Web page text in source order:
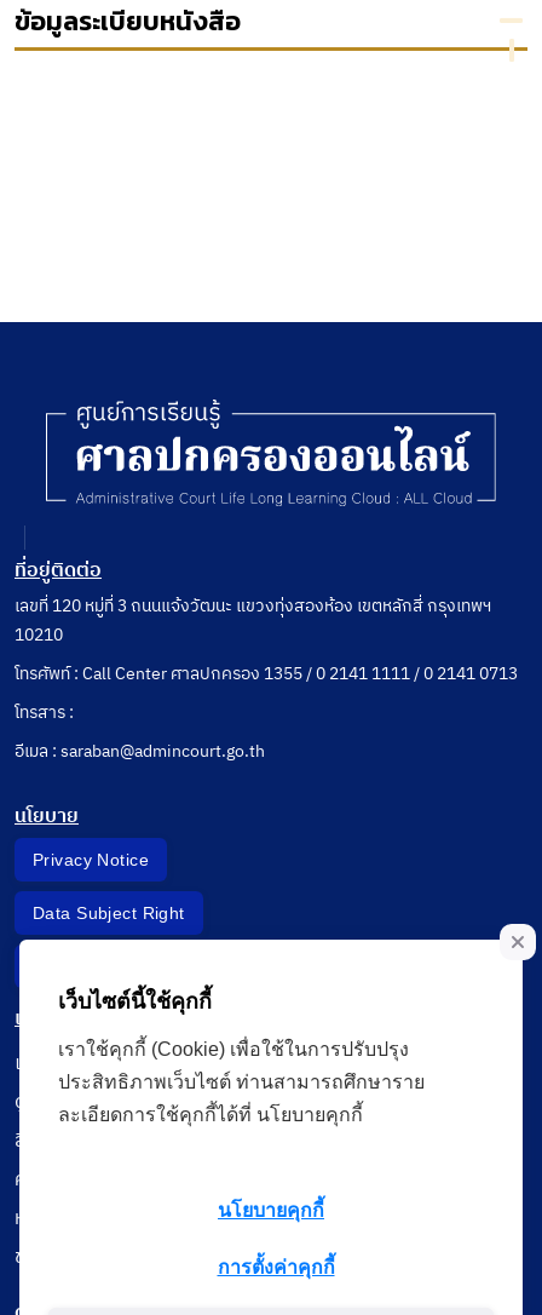
พ.ศ.
ข้อมูลระเบียบหนังสือ
ที่อยู่ติดต่อ
เลขที่ 120 หมู่ที่ 3 ถนนแจ้งวัฒนะ แขวงทุ่งสองห้อง เขตหลักสี่ กรุงเทพฯ
10210
โทรศัพท์ : Call Center ศาลปกครอง 1355 / 0 2141 1111 / 0 2141 0713
โทรสาร :
อีเมล : saraban@admincourt.go.th
นโยบาย
Privacy Notice
Data Subject Right
เมนู
เรียนออนไลน์
ดูถ่ายทอดสด
สื่อการเรียนรู้
ค้นรายการหนังสือ
หนังสืออิเล็กทรอนิกส์
ข้อมูลผู้ใช้งาน
เว็บไซต์นี้ใช้คุกกี้
เราใช้คุกกี้ (Cookie) เพื่อใช้ในการปรับปรุง
ประสิทธิภาพเว็บไซต์ ท่านสามารถศึกษาราย
ละเอียดการใช้คุกกี้ได้ที่ นโยบายคุกกี้
นโยบายคุกกี้
การตั้งค่าคุกกี้